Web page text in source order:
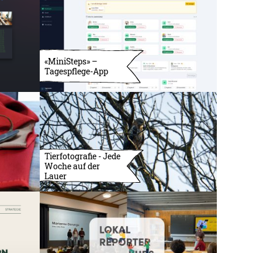
«MiniSteps» –
Tagespflege-App
Tierfotografie - Jede
Woche auf der
Lauer